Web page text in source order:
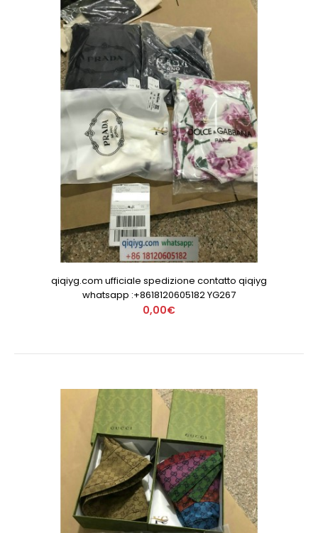
qiqiyg.com ufficiale spedizione contatto qiqiyg
whatsapp :+8618120605182 YG267
0,00€